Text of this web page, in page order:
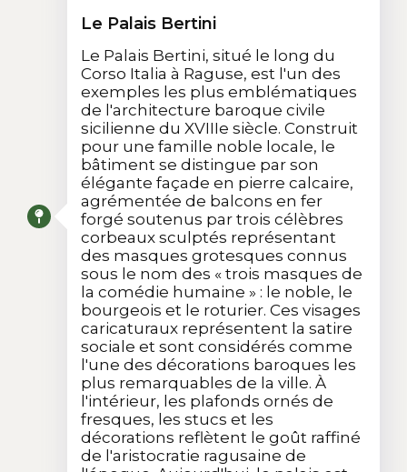
Le Palais Bertini
Le Palais Bertini, situé le long du
Corso Italia à Raguse, est l'un des
exemples les plus emblématiques
de l'architecture baroque civile
sicilienne du XVIIIe siècle. Construit
pour une famille noble locale, le
bâtiment se distingue par son
élégante façade en pierre calcaire,
agrémentée de balcons en fer
forgé soutenus par trois célèbres
corbeaux sculptés représentant
des masques grotesques connus
sous le nom des « trois masques de
la comédie humaine » : le noble, le
bourgeois et le roturier. Ces visages
caricaturaux représentent la satire
sociale et sont considérés comme
l'une des décorations baroques les
plus remarquables de la ville. À
l'intérieur, les plafonds ornés de
fresques, les stucs et les
décorations reflètent le goût raffiné
de l'aristocratie ragusaine de